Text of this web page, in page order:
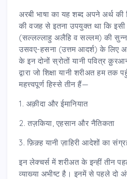
अरबी भाषा का यह शब्द अपने अर्थ की
की वजह से इतना उपयुक्त था कि
(सल्लल्लाहु अलैहि व सल्लम) की
उसवए-हसना (उत्तम आदर्श) के लिए
के इन दोनों स्रोतों यानी पवित्र
द्वारा जो शिक्षा यानी शरीअत हम
महत्त्वपूर्ण हिस्से तीन हैं—
1. अक़ीदा और ईमानियात
2. तज़किया, एहसान और नैतिकता
3. फ़िक़्ह यानी ज़ाहिरी आदेशों का
इन लेक्चर्स में शरीअत के इन्हीं तीन
व्याख्या अभीष्ट है। इनमें से पहले दो